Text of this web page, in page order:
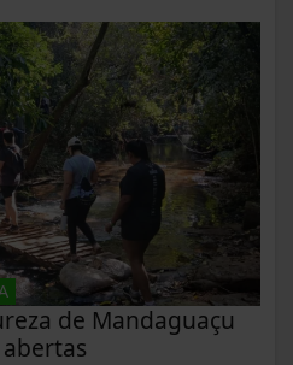
de Mandaguaçu